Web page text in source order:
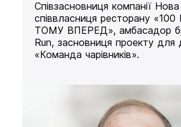
Співзасновниця компанії
співвласниця ресторану «100
ТОМУ ВПЕРЕД», амбасадор
Run, засновниця проекту для
«Команда чарівників».